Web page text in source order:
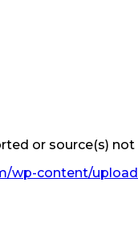
or source(s)
content/